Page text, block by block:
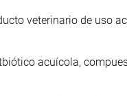
veterinario de uso
acuícola,